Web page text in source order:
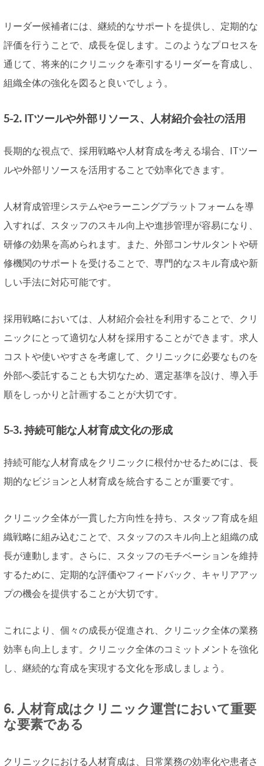
リーダー候補者には、継続的なサポートを提供し、定期的な
評価を行うことで、成長を促します。このようなプロセスを
通じて、将来的にクリニックを牽引するリーダーを育成し、
組織全体の強化を図ると良いでしょう。
5-2. ITツールや外部リソース、人材紹介会社の活用
長期的な視点で、採用戦略や人材育成を考える場合、ITツー
ルや外部リソースを活用することで効率化できます。
人材育成管理システムやeラーニングプラットフォームを導
入すれば、スタッフのスキル向上や進捗管理が容易になり、
研修の効果を高められます。また、外部コンサルタントや研
修機関のサポートを受けることで、専門的なスキル育成や新
しい手法に対応可能です。
採用戦略においては、人材紹介会社を利用することで、クリ
ニックにとって適切な人材を採用することができます。求人
コストや使いやすさを考慮して、クリニックに必要なものを
外部へ委託することも大切なため、選定基準を設け、導入手
順をしっかりと計画することが大切です。
5-3. 持続可能な人材育成文化の形成
持続可能な人材育成をクリニックに根付かせるためには、長
期的なビジョンと人材育成を統合することが重要です。
クリニック全体が一貫した方向性を持ち、スタッフ育成を組
織戦略に組み込むことで、スタッフのスキル向上と組織の成
長が連動します。さらに、スタッフのモチベーションを維持
するために、定期的な評価やフィードバック、キャリアアッ
プの機会を提供することが大切です。
これにより、個々の成長が促進され、クリニック全体の業務
効率も向上します。クリニック全体のコミットメントを強化
し、継続的な育成を実現する文化を形成しましょう。
6. 人材育成はクリニック運営において重要
な要素である
クリニックにおける人材育成は、日常業務の効率化や患者さ